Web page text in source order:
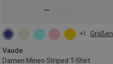
+1 Größen
Vaude
Damen Mineo Striped T-Shirt
XXS XS XL